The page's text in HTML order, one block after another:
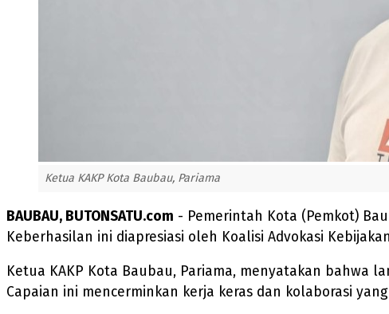
Ketua KAKP Kota Baubau, Pariama
BAUBAU, BUTONSATU.com - Pemerintah Kota (Pemkot)
Keberhasilan ini diapresiasi oleh Koalisi Advokasi
Ketua KAKP Kota Baubau, Pariama, menyatakan
Capaian ini mencerminkan kerja keras dan kolaborasi